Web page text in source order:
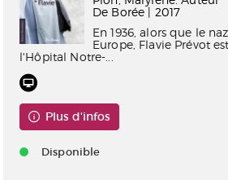
De Borée | 2017
En 1936, alors que le
Europe, Flavie Prévot
l'Hôpital Notre-...
Plus d'infos
Disponible